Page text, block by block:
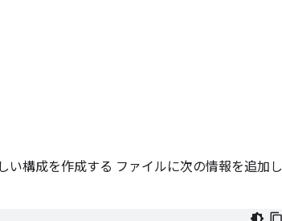
い構成を作成する ファイルに次の情報を追加し